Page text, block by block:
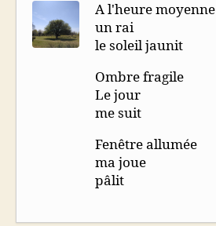
A l'heure moyenne
un rai
le soleil jaunit
Ombre fragile
Le jour
me suit
Fenêtre allumée
ma joue
pâlit